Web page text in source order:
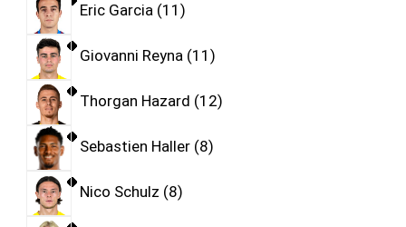
Eric Garcia 11
Giovanni Reyna 11
Thorgan Hazard 12
Sebastien Haller 8
Nico Schulz 8